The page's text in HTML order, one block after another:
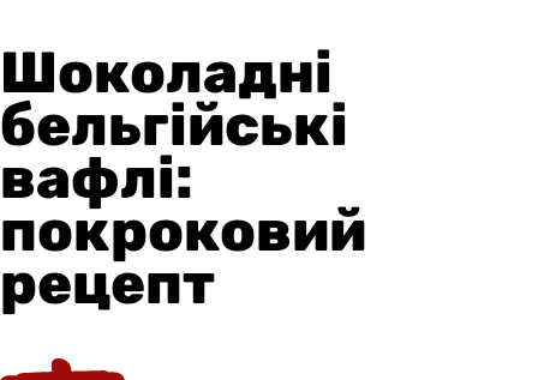
Шоколадні
бельгійські
вафлі:
покроковий
рецепт